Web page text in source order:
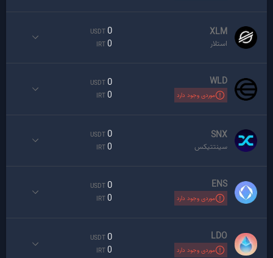
XLM
استلار
0
USDT
0
IRT
WLD
موردی وجود دارد
0
USDT
0
IRT
SNX
سینتتیکس
0
USDT
0
IRT
ENS
موردی وجود دارد
0
USDT
0
IRT
LDO
موردی وجود دارد
0
USDT
0
IRT